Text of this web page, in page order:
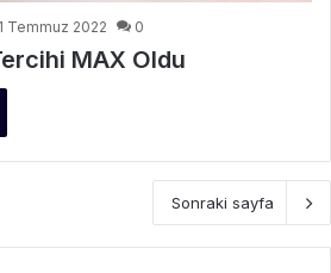
Temmuz 2022 0
MAX Oldu
Sonraki sayfa